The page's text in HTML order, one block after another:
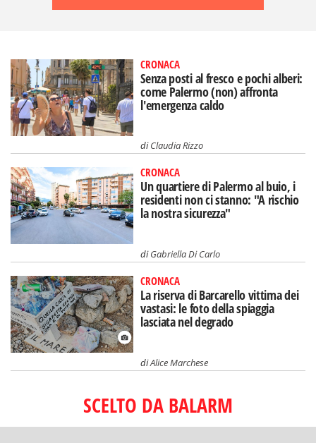
CRONACA
Senza posti al fresco e pochi alberi:
come Palermo (non) affronta
l'emergenza caldo
diClaudia Rizzo
CRONACA
Un quartiere di Palermo al buio, i
residenti non ci stanno: "A rischio
la nostra sicurezza"
diGabriella Di Carlo
CRONACA
La riserva di Barcarello vittima dei
vastasi: le foto della spiaggia
lasciata nel degrado
diAlice Marchese
SCELTO DA BALARM